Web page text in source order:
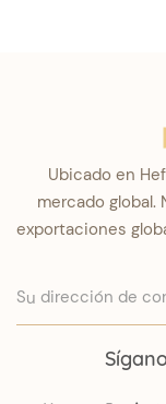
Ubicado en
mercado
exportaciones